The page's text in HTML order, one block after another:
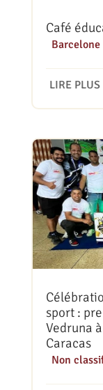
Café
Barcelone,
LIRE PLUS
sport :
Vedruna
Caracas
Non